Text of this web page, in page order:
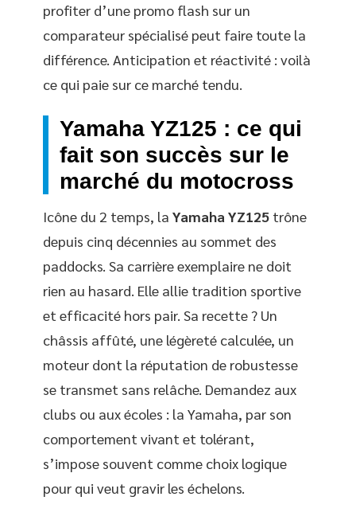
profiter d’une promo flash sur un
comparateur spécialisé peut faire toute la
différence. Anticipation et réactivité : voilà
ce qui paie sur ce marché tendu.
Yamaha YZ125 : ce qui
fait son succès sur le
marché du motocross
Icône du 2 temps, la Yamaha YZ125 trône
depuis cinq décennies au sommet des
paddocks. Sa carrière exemplaire ne doit
rien au hasard. Elle allie tradition sportive
et efficacité hors pair. Sa recette ? Un
châssis affûté, une légèreté calculée, un
moteur dont la réputation de robustesse
se transmet sans relâche. Demandez aux
clubs ou aux écoles : la Yamaha, par son
comportement vivant et tolérant,
s’impose souvent comme choix logique
pour qui veut gravir les échelons.